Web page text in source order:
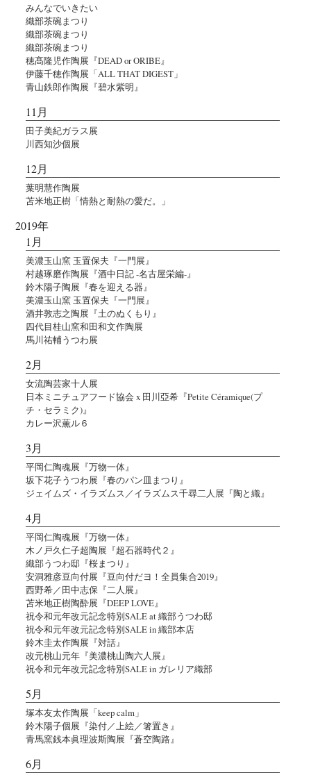
みんなでいきたい
織部茶碗まつり
織部茶碗まつり
織部茶碗まつり
穂髙隆児作陶展『DEAD or ORIBE』
伊藤千穂作陶展「ALL THAT DIGEST」
青山鉄郎作陶展『碧水紫明』
11月
田子美紀ガラス展
川西知沙個展
12月
葉明慧作陶展
苫米地正樹「情熱と耐熱の愛だ。」
2019年
1月
美濃玉山窯 玉置保夫『一門展』
村越琢磨作陶展『酒中日記 -名古屋栄編-』
鈴木陽子陶展『春を迎える器』
美濃玉山窯 玉置保夫『一門展』
酒井敦志之陶展『土のぬくもり』
四代目桂山窯和田和文作陶展
馬川祐輔うつわ展
2月
女流陶芸家十人展
日本ミニチュアフード協会 x 田川亞希『Petite Céramique(プ
チ・セラミク)』
カレー沢薫ル６
3月
平岡仁陶魂展『万物一体』
坂下花子うつわ展『春のパン皿まつり』
ジェイムズ・イラズムス／イラズムス千尋二人展『陶と織』
4月
平岡仁陶魂展『万物一体』
木ノ戸久仁子超陶展『超石器時代２』
織部うつわ邸『桜まつり』
安洞雅彦豆向付展『豆向付だヨ！全員集合2019』
西野希／田中志保『二人展』
苫米地正樹陶酔展『DEEP LOVE』
祝令和元年改元記念特別SALE at 織部うつわ邸
祝令和元年改元記念特別SALE in 織部本店
鈴木圭太作陶展『対話』
改元桃山元年『美濃桃山陶六人展』
祝令和元年改元記念特別SALE in ガレリア織部
5月
塚本友太作陶展「keep calm」
鈴木陽子個展『染付／上絵／箸置き』
青馬窯銭本眞理波斯陶展『蒼空陶路』
6月